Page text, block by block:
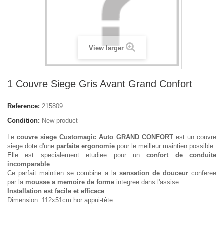
View larger
1 Couvre Siege Gris Avant Grand Confort
Reference: 215809
Condition: New product
Lecouvre siege Customagic Auto GRAND CONFORTest un couvre
siege dote d'une parfaite ergonomie pour le meilleur maintien possible.
Elle est specialement etudiee pour unconfort de conduite
incomparable.
Ce parfait maintien se combine a la sensation de douceurconferee
par la mousse a memoire de forme integree dans l'assise.
Installation est facile et efficace
Dimension: 112x51cm hor appui-tête